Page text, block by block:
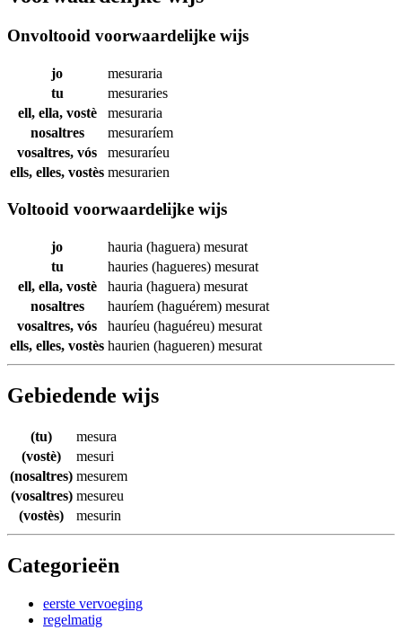
Onvoltooid voorwaardelijke wijs
jo
mesuraria
tu
mesuraries
ell, ella, vostè
mesuraria
nosaltres
mesuraríem
vosaltres, vós
mesuraríeu
ells, elles, vostès mesurarien
Voltooid voorwaardelijke wijs
jo hauria (haguera) mesurat
tu
hauries (hagueres) mesurat
ell, ella, vostè
hauria (haguera) mesurat
nosaltres
hauríem (haguérem) mesurat
vosaltres, vós
hauríeu (haguéreu) mesurat
ells, elles, vostès haurien (hagueren) mesurat
Gebiedende wijs
(tu)
mesura
(vostè)
mesuri
(nosaltres) mesurem
(vosaltres) mesureu
(vostès)
mesurin
Categorieën
eerste vervoeging
regelmatig